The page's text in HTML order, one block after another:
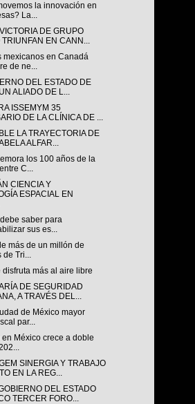
la innovación en
La...
DE GRUPO
TRIUNFAN EN CANN...
mexicanos en Canadá
de ne...
DEL ESTADO DE
ALIADO DE L...
ISSEMYM 35
DE LA CLÍNICA DE ...
LA TRAYECTORIA DE
ALFAR...
los 100 años de la
C...
CIENCIA Y
ESPACIAL EN
saber para
sus es...
más de un millón de
de Tri...
disfruta más al aire libre
DE SEGURIDAD
A TRAVÉS DEL...
de México mayor
par...
México crece a doble
SINERGIA Y TRABAJO
EN LA REG...
DEL ESTADO
TERCER FORO...